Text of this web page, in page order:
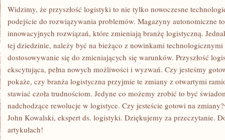
Widzimy, że przyszłość logistyki to nie tylko nowoczesne
podejście do⁢ rozwiązywania problemów. Magazyny ​autonomiczne
innowacyjnych rozwiązań, które zmieniają‌ branżę logistyczną.
tej dziedzinie, należy być na bieżąco ⁢z nowinkami technologicznymi
dostosowywanie się do‍ zmieniających się warunków.⁤ Przyszłość
ekscytująca, ⁤pełna nowych możliwości i‌ wyzwań. Czy jesteśmy
pokaże, czy branża logistyczna​ przyjmie te zmiany ⁢z otwartymi
stawiać czoła‍ trudnościom. ⁢Jedyne co możemy ‌zrobić to być
nadchodzące rewolucje w logistyce. Czy jesteście ⁢gotowi na‌
John Kowalski, ⁢ekspert ds. logistyki. ⁢Dziękujemy⁢ za przeczytanie.
artykułach!